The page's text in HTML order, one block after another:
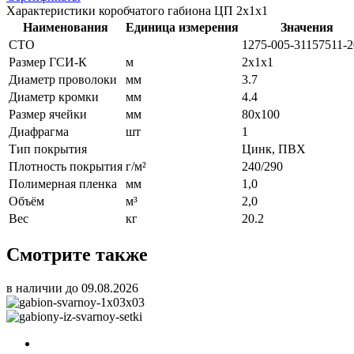
Характеристики коробчатого габиона ЦП 2х1х1
Наименования
Единица измерения
Значения
СТО
1275-005-31157511-
Размер ГСИ-К
м
2х1х1
Диаметр проволоки
мм
3.7
Диаметр кромки
мм
4.4
Размер ячейки
мм
80х100
Диафрагма
шт
1
Тип покрытия
Цинк, ПВХ
Плотность покрытия г/м²
240/290
Полимерная пленка
мм
1,0
Объём
м³
2,0
Вес
кг 20.2
Смотрите также
в наличии до 09.08.2026